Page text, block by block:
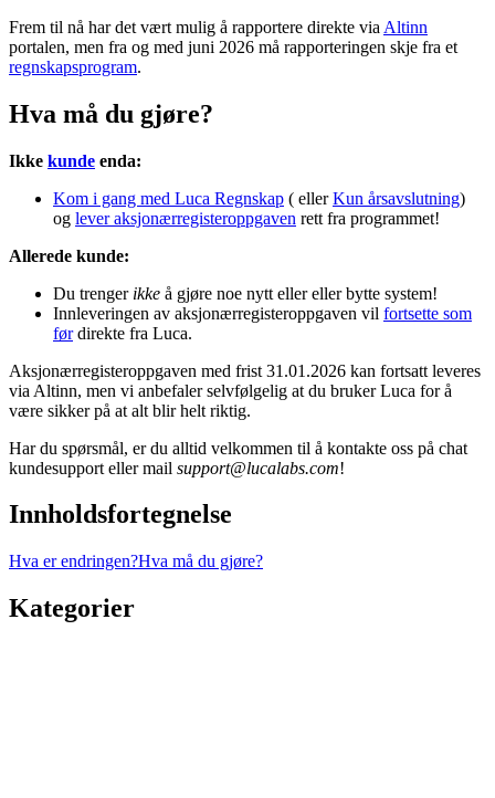
Frem til nå har det vært mulig å rapportere direkte via Altinn
portalen, men fra og med juni 2026 må rapporteringen skje fra et
regnskapsprogram.
Hva må du gjøre?
Ikke kunde enda:
Kom i gang med Luca Regnskap ( ellerKun årsavslutning)
og lever aksjonærregisteroppgaven rett fra programmet!
Allerede kunde:
Du trenger ikke å gjøre noe nytt eller eller bytte system!
Innleveringen av aksjonærregisteroppgaven vil fortsette som
førdirekte fra Luca.
Aksjonærregisteroppgaven med frist 31.01.2026 kan fortsatt leveres
via Altinn, men vi anbefaler selvfølgelig at du bruker Luca for å
være sikker på at alt blir helt riktig.
Har du spørsmål, er du alltid velkommen til å kontakte oss på chat
kundesupport eller mail support@lucalabs.com!
Innholdsfortegnelse
Hva er endringen?Hva må du gjøre?
Kategorier